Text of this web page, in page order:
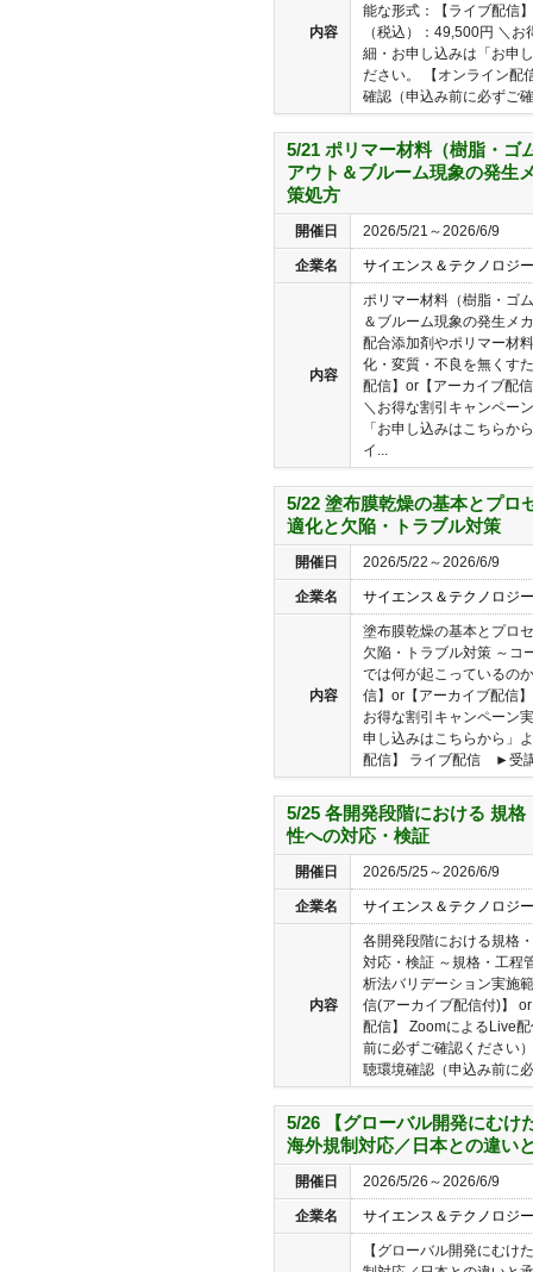
内容
能な形式：【ライブ配信
（税込）：49,500円 ＼
細・お申し込みは「お申
ださい。 【オンライン
確認（申込み前に必ずご
5/21 ポリマー材料（樹脂・ゴ
アウト＆ブルーム現象の発生
策処方
開催日 2026/5/21～2026/6/9
企業名 サイエンス＆テクノロジ
内容
ポリマー材料（樹脂・ゴ
＆ブルーム現象の発生メ
配合添加剤やポリマー材
化・変質・不良を無くす
配信】or【アーカイブ配
＼お得な割引キャンペー
「お申し込みはこちらか
イ...
5/22 塗布膜乾燥の基本とプロ
適化と欠陥・トラブル対策
開催日 2026/5/22～2026/6/9
企業名 サイエンス＆テクノロジ
内容
塗布膜乾燥の基本とプロ
欠陥・トラブル対策 ～コ
では何が起こっているの
信】or【アーカイブ配信
お得な割引キャンペーン
申し込みはこちらから」
配信】 ライブ配信 ►受
5/25 各開発段階における 規
性への対応・検証
開催日 2026/5/25～2026/6/9
企業名 サイエンス＆テクノロジ
内容
各開発段階における規格
対応・検証 ～規格・工程
析法バリデーション実施
信(アーカイブ配信付)】
配信】 ZoomによるLive
前に必ずご確認くださ
聴環境確認（申込み前に
5/26 【グローバル開発にむけ
海外規制対応／日本との違い
開催日 2026/5/26～2026/6/9
企業名 サイエンス＆テクノロジ
【グローバル開発にむけ